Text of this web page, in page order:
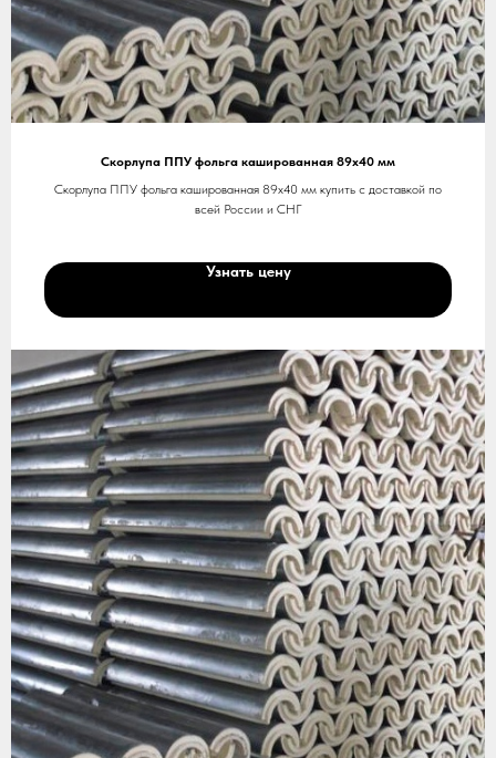
Скорлупа ППУ фольга кашированная 89х40 мм
Скорлупа ППУ фольга кашированная 89х40 мм купить с доставкой по
всей России и СНГ
Узнать цену